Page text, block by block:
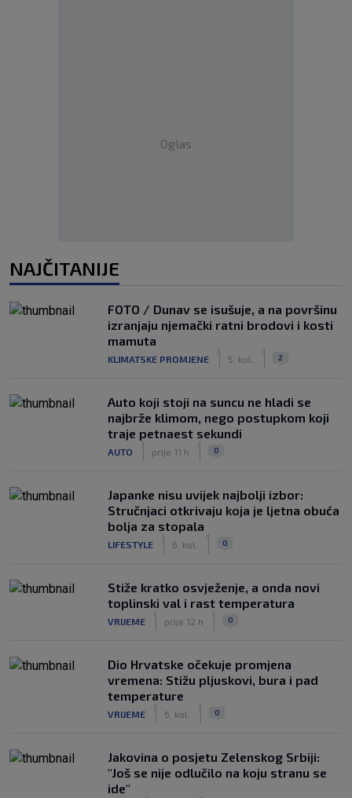
Oglas
NAJČITANIJE
FOTO / Dunav se isušuje, a na površinu
izranjaju njemački ratni brodovi i kosti
mamuta
KLIMATSKE PROMJENE 5. kol. 2
Auto koji stoji na suncu ne hladi se
najbrže klimom, nego postupkom koji
traje petnaest sekundi
AUTO prije 11 h 0
Japanke nisu uvijek najbolji izbor:
Stručnjaci otkrivaju koja je ljetna obuća
bolja za stopala
LIFESTYLE 6. kol. 0
Stiže kratko osvježenje, a onda novi
toplinski val i rast temperatura
VRIJEME prije 12 h 0
Dio Hrvatske očekuje promjena
vremena: Stižu pljuskovi, bura i pad
temperature
VRIJEME 6. kol. 0
Jakovina o posjetu Zelenskog Srbiji:
"Još se nije odlučilo na koju stranu se
ide"